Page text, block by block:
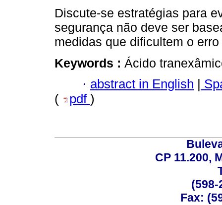
Discute-se estratégias para
segurança não deve ser
medidas que dificultem o
Keywords : Ácido
· abstract in English
(
pdf )
CP 11.200,
(598-
Fax: